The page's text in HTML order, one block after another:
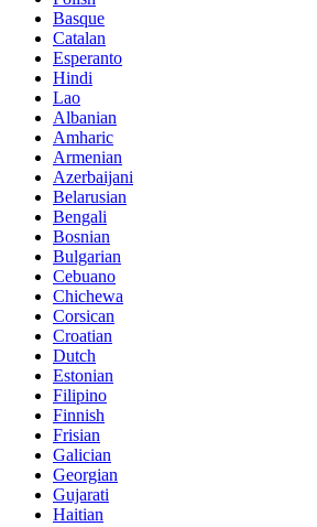
Basque
Catalan
Esperanto
Hindi
Lao
Albanian
Amharic
Armenian
Azerbaijani
Belarusian
Bengali
Bosnian
Bulgarian
Cebuano
Chichewa
Corsican
Croatian
Dutch
Estonian
Filipino
Finnish
Frisian
Galician
Georgian
Gujarati
Haitian